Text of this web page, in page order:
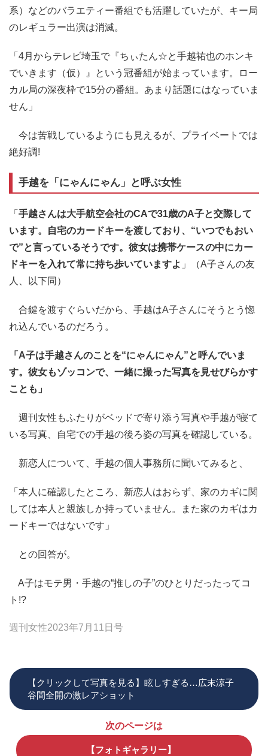
系）などのバラエティー番組でも活躍していたが、キー局
のレギュラー出演は消滅。
「4月からテレビ埼玉で『ちぃたん☆と手越祐也のホンキ
でいきます（仮）』という冠番組が始まっています。ロー
カル局の深夜枠で15分の番組。あまり話題にはなっていま
せん」
今は苦戦しているようにも見えるが、プライベートでは
絶好調!
手越を「にゃんにゃん」と呼ぶ女性
「 手越さんは大手航空会社のCAで31歳のA子と交際して
います。自宅のカードキーを渡しており、“いつでもおい
で”と言っているそうです。彼女は携帯ケースの中にカー
ドキーを入れて常に持ち歩いていますよ 」（A子さんの友
人、以下同）
合鍵を渡すぐらいだから、手越はA子さんにそうとう惚
れ込んでいるのだろう。
「A子は手越さんのことを“にゃんにゃん”と呼んでいま
す。彼女もゾッコンで、一緒に撮った写真を見せびらかす
ことも」
週刊女性もふたりがベッドで寄り添う写真や手越が寝て
いる写真、自宅での手越の後ろ姿の写真を確認している。
新恋人について、手越の個人事務所に聞いてみると、
「本人に確認したところ、新恋人はおらず、家のカギに関
しては本人と親族しか持っていません。また家のカギはカ
ードキーではないです」
との回答が。
A子はモテ男・手越の“推しの子”のひとりだったってコ
ト!?
週刊女性2023年7月11日号
【クリックして写真を見る】眩しすぎる…広末涼子
谷間全開の激レアショット
次のページは
【フォトギャラリー】